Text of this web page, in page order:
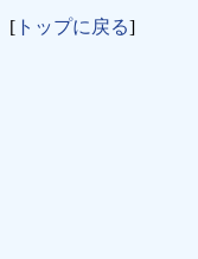
[ トップに戻る]